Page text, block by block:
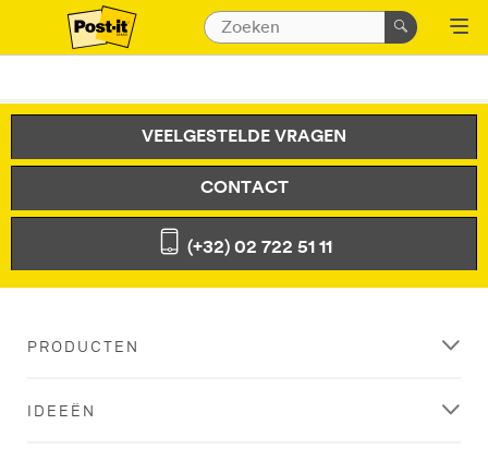
VEELGESTELDE VRAGEN
CONTACT
(+32) 02 722 51 11
PRODUCTEN
IDEEËN